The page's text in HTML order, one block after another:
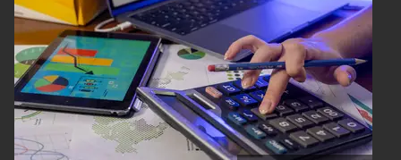
Brasil
Brasil Mineral
Ciência &
Tecnologia
Cinema
Cultura
Economia
Educação
Infraestrutura
Internacional
Podcast
Saúde
Tempo